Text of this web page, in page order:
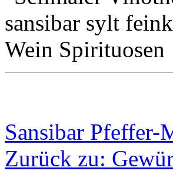
Sansibar Pfeffer-
Zurück zu: